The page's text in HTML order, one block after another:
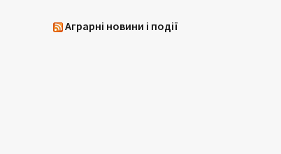
Аграрні новини і події